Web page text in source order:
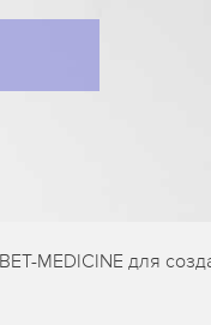
MEDICINE для